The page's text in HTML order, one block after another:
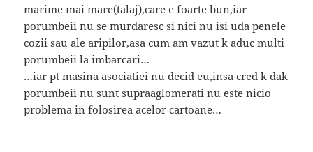
marime mai mare(talaj),care e foarte bun,iar
porumbeii nu se murdaresc si nici nu isi uda penele
cozii sau ale aripilor,asa cum am vazut k aduc multi
porumbeii la imbarcari…
…iar pt masina asociatiei nu decid eu,insa cred k dak
porumbeii nu sunt supraaglomerati nu este nicio
problema in folosirea acelor cartoane…